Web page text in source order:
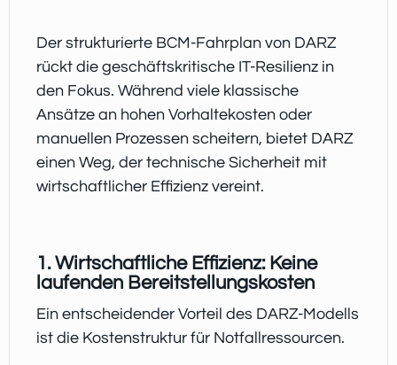
Der strukturierte BCM-Fahrplan von DARZ
rückt die geschäftskritische IT-Resilienz in
den Fokus. Während viele klassische
Ansätze an hohen Vorhaltekosten oder
manuellen Prozessen scheitern, bietet DARZ
einen Weg, der technische Sicherheit mit
wirtschaftlicher Effizienz vereint.
1. Wirtschaftliche Effizienz: Keine
laufenden Bereitstellungskosten
Ein entscheidender Vorteil des DARZ-Modells
ist die Kostenstruktur für Notfallressourcen.